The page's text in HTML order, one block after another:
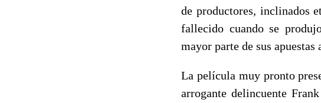
de productores, inclinados
fallecido cuando se
mayor parte de sus apuestas
La película muy pronto
arrogante delincuente